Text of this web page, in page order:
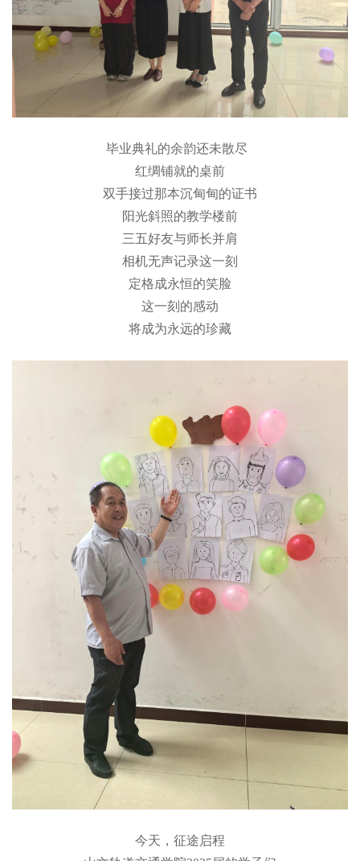
毕业典礼的余韵还未散尽
红绸铺就的桌前
双手接过那本沉甸甸的证书
阳光斜照的教学楼前
三五好友与师长并肩
相机无声记录这一刻
定格成永恒的笑脸
这一刻的感动
将成为永远的珍藏
今天，征途启程